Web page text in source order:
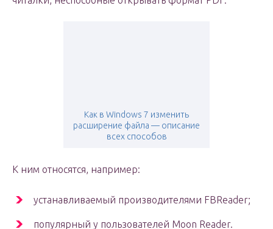
Как в Windows 7 изменить
расширение файла — описание
всех способов
К ним относятся, например:
устанавливаемый производителями FBReader;
популярный у пользователей Moon Reader.